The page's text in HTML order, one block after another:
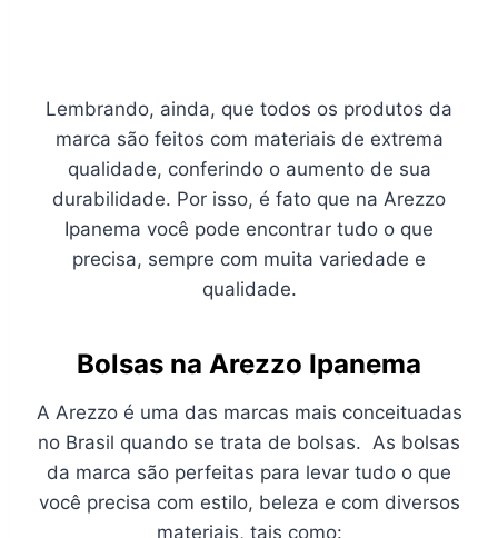
Lembrando, ainda, que todos os produtos da
marca são feitos com materiais de extrema
qualidade, conferindo o aumento de sua
durabilidade. Por isso, é fato que na Arezzo
Ipanema você pode encontrar tudo o que
precisa, sempre com muita variedade e
qualidade.
Bolsas na Arezzo Ipanema
A Arezzo é uma das marcas mais conceituadas
no Brasil quando se trata de bolsas. As bolsas
da marca são perfeitas para levar tudo o que
você precisa com estilo, beleza e com diversos
materiais, tais como: